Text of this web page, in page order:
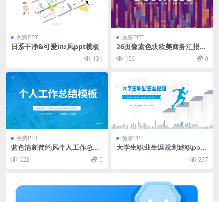
免费PPT
日系干净&可爱ins风ppt模板
131
免费PPT
26页像素色块欧美商务汇报PP
T模板
156 0
免费PPT
蓝色清新简约风个人工作总结
ppt模板
223 0
免费PPT
大学生职业生涯规划述职ppt
297